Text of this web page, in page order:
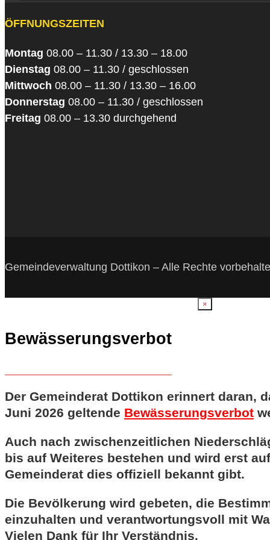
ÖFFNUNGSZEITEN
Montag 08.00 – 11.30 / 13.30 – 18.00
Dienstag 08.00 – 11.30 / geschlossen
Mittwoch 08.00 – 11.30 / 13.30 – 16.00
Donnerstag 08.00 – 11.30 / geschlossen
Freitag 08.00 – 13.30 durchgehend
Gemeindeverwaltung Dottikon – Alle Rechte
×
Bewässerungsverbot
Der Gemeinderat Dottikon erinnert daran,
Juni 2026 geltende Bewässerungsverbot
Auch nach zwischenzeitlichen
bis auf Weiteres bestehen und wird erst
Gemeinderat dies offiziell bekannt gibt.
Die Bevölkerung wird gebeten, die
einzuhalten und verantwortungsvoll mit
Vielen Dank für Ihr Verständnis.